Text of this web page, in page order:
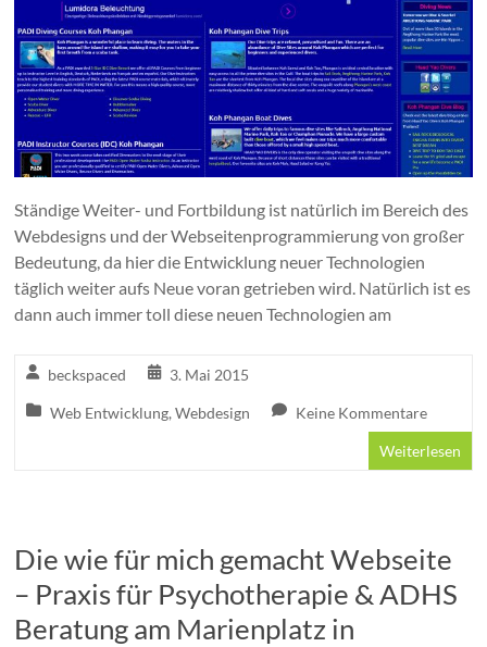
Ständige Weiter- und Fortbildung ist natürlich im Bereich des
Webdesigns und der Webseitenprogrammierung von großer
Bedeutung, da hier die Entwicklung neuer Technologien
täglich weiter aufs Neue voran getrieben wird. Natürlich ist es
dann auch immer toll diese neuen Technologien am
beckspaced 3. Mai 2015
Web Entwicklung,Webdesign Keine Kommentare
Weiterlesen
Die wie für mich gemacht Webseite
– Praxis für Psychotherapie & ADHS
Beratung am Marienplatz in